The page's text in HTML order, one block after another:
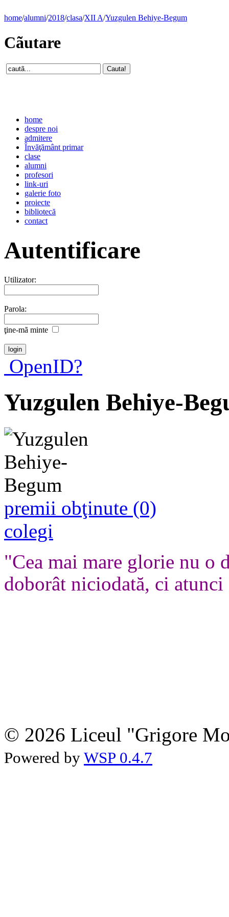
home/alumni/2018/clasa/XII A/Yuzgulen Behiye-Begum
Cãutare
home
despre noi
admitere
Învăţământ primar
clase
alumni
profesori
link-uri
galerie foto
proiecte
bibliotecă
contact
Autentificare
Utilizator:
Parola:
ţine-mã minte
OpenID?
Yuzgulen Behiye-
premii obţinute (0)
colegi
"Cea mai mare glorie nu o
doborât niciodată, ci
© 2026 Liceul "Grigore
Powered by WSP 0.4.7